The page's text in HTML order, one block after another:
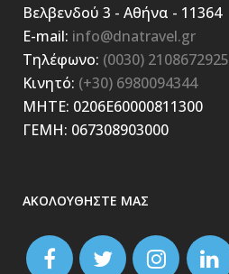
Βελβενδού 3 - Αθήνα - 11364
E-mail: info@dnatravel.gr
Τηλέφωνο: (0030) 2108672925
Κινητό: (+30) 6980094344
ΜΗΤΕ: 0206E60000811300
ΓΕΜΗ: 067308903000
ΑΚΟΛΟΥΘΗΣΤΕ ΜΑΣ